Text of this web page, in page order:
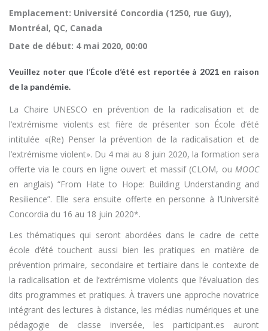
Emplacement: Université Concordia (1250, rue Guy),
Montréal, QC, Canada
Date de début: 4 mai 2020, 00:00
Veuillez noter que l’École d’été est reportée à 2021 en raison
de la pandémie.
La Chaire UNESCO en prévention de la radicalisation et de
l’extrémisme violents est fière de présenter son École d’été
intitulée «(Re) Penser la prévention de la radicalisation et de
l’extrémisme violent». Du 4 mai au 8 juin 2020, la formation sera
offerte via le cours en ligne ouvert et massif (CLOM, ou MOOC
en anglais) “From Hate to Hope: Building Understanding and
Resilience”. Elle sera ensuite offerte en personne à l’Université
Concordia du 16 au 18 juin 2020*.
Les thématiques qui seront abordées dans le cadre de cette
école d’été touchent aussi bien les pratiques en matière de
prévention primaire, secondaire et tertiaire dans le contexte de
la radicalisation et de l’extrémisme violents que l’évaluation des
dits programmes et pratiques. À travers une approche novatrice
intégrant des lectures à distance, les médias numériques et une
pédagogie de classe inversée, les participant.es auront